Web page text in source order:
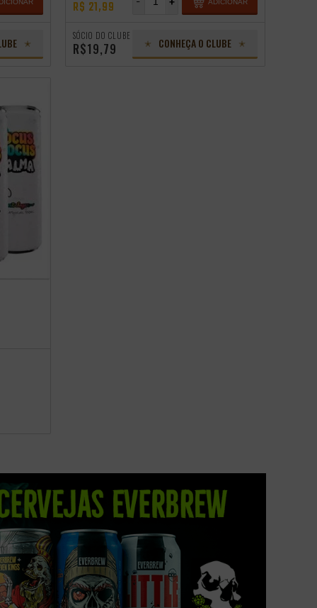
R$ 21,99 ADICIONAR
SÓCIO DO CLUBE
R$19,79 CONHEÇA O CLUBE